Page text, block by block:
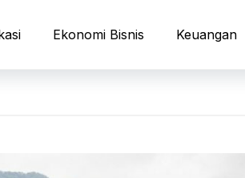
Ekonomi Bisnis Keuangan